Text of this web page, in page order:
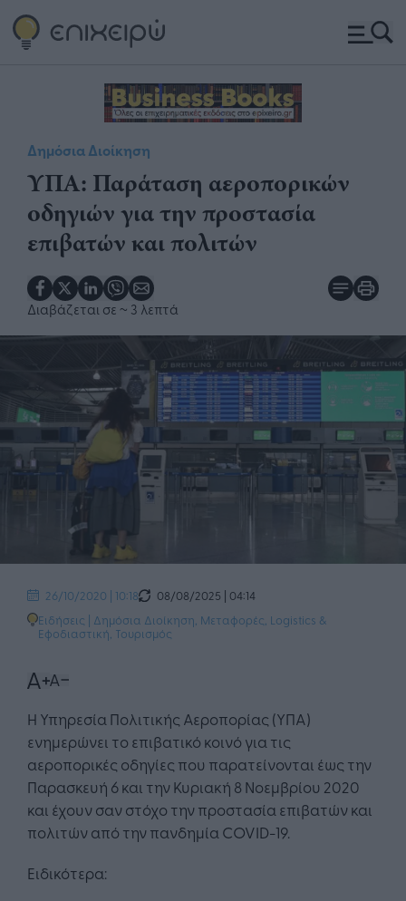
Δημόσια Διοίκηση
ΥΠΑ: Παράταση αεροπορικών
οδηγιών για την προστασία
επιβατών και πολιτών
Διαβάζεται σε ~ 3 λεπτά
26/10/2020 | 10:18
08/08/2025 | 04:14
Ειδήσεις | Δημόσια Διοίκηση Μεταφορές, Logistics &
Εφοδιαστική Τουρισμός
Η Υπηρεσία Πολιτικής Αεροπορίας (ΥΠΑ)
ενημερώνει το επιβατικό κοινό για τις
αεροπορικές οδηγίες που παρατείνονται έως την
Παρασκευή 6 και την Κυριακή 8 Νοεμβρίου 2020
και έχουν σαν στόχο την προστασία επιβατών και
πολιτών από την πανδημία COVID-19.
Ειδικότερα: